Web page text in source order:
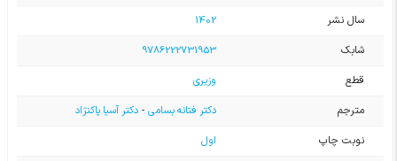
سال نشر
1402
شابک
9786222731953
قطع
وزیری
مترجم
دکتر فتانه بسامی- دکتر آسیا پاکنژاد
نوبت چاپ
اول